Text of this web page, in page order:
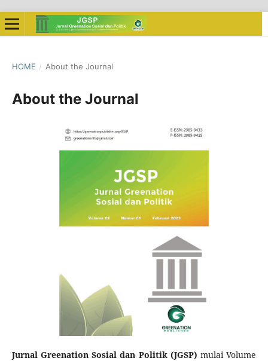
HOME / About the Journal
About the Journal
Jurnal Greenation Sosial dan Politik (JGSP) mulai Volume